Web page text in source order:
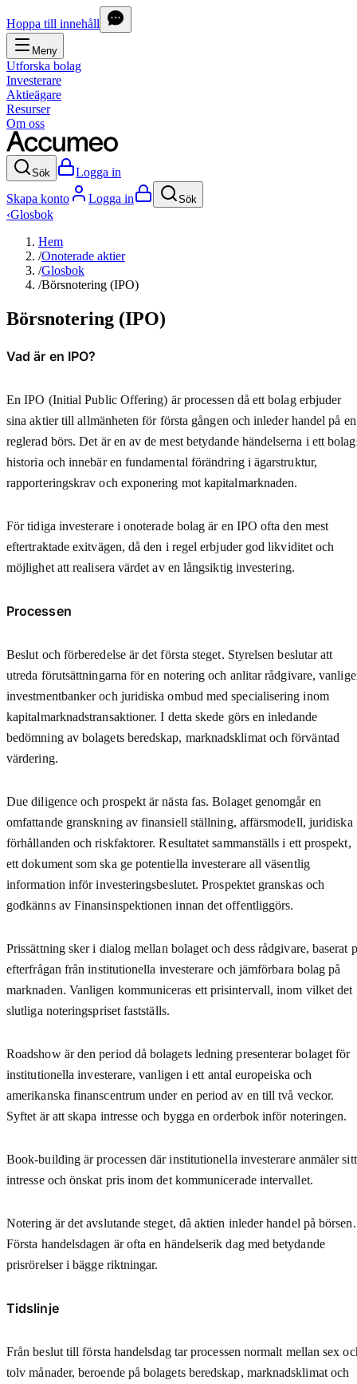
Hoppa till innehåll
Meny
Utforska bolag
Investerare
Aktieägare
Resurser
Om oss
Sök
Logga in
Skapa konto
Logga in Sök
‹Glosbok
Hem
/Onoterade aktier
/Glosbok
/Börsnotering (IPO)
Börsnotering (IPO)
Vad är en IPO?
En IPO (Initial Public Offering) är processen då ett bolag erbjuder
sina aktier till allmänheten för första gången och inleder handel på en
reglerad börs. Det är en av de mest betydande händelserna i ett
historia och innebär en fundamental förändring i ägarstruktur,
rapporteringskrav och exponering mot kapitalmarknaden.
För tidiga investerare i onoterade bolag är en IPO ofta den mest
eftertraktade exitvägen, då den i regel erbjuder god likviditet och
möjlighet att realisera värdet av en långsiktig investering.
Processen
Beslut och förberedelse är det första steget. Styrelsen beslutar att
utreda förutsättningarna för en notering och anlitar rådgivare,
investmentbanker och juridiska ombud med specialisering inom
kapitalmarknadstransaktioner. I detta skede görs en inledande
bedömning av bolagets beredskap, marknadsklimat och förväntad
värdering.
Due diligence och prospekt är nästa fas. Bolaget genomgår en
omfattande granskning av finansiell ställning, affärsmodell, juridiska
förhållanden och riskfaktorer. Resultatet sammanställs i ett prospekt,
ett dokument som ska ge potentiella investerare all väsentlig
information inför investeringsbeslutet. Prospektet granskas och
godkänns av Finansinspektionen innan det offentliggörs.
Prissättning sker i dialog mellan bolaget och dess rådgivare, baserat
efterfrågan från institutionella investerare och jämförbara bolag på
marknaden. Vanligen kommuniceras ett prisintervall, inom vilket det
slutliga noteringspriset fastställs.
Roadshow är den period då bolagets ledning presenterar bolaget för
institutionella investerare, vanligen i ett antal europeiska och
amerikanska finanscentrum under en period av en till två veckor.
Syftet är att skapa intresse och bygga en orderbok inför noteringen.
Book-building är processen där institutionella investerare anmäler sitt
intresse och önskat pris inom det kommunicerade intervallet.
Notering är det avslutande steget, då aktien inleder handel på börsen.
Första handelsdagen är ofta en händelserik dag med betydande
prisrörelser i bägge riktningar.
Tidslinje
Från beslut till första handelsdag tar processen normalt mellan sex
tolv månader, beroende på bolagets beredskap, marknadsklimat och